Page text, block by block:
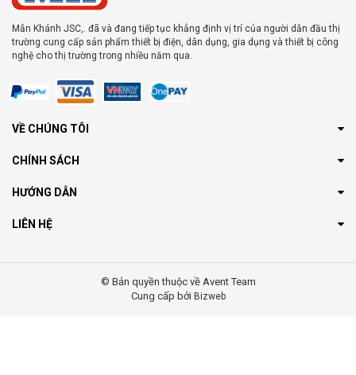
Mẫn Khánh JSC,. đã và đang tiếp tục khẳng định vị trí của người dẫn đầu thị
trường cung cấp sản phẩm thiết bị điện, dân dụng, gia dụng và thiết bị công
nghệ cho thị trường trong nhiều năm qua.
VỀ CHÚNG TÔI
CHÍNH SÁCH
HƯỚNG DẪN
LIÊN HỆ
© Bản quyền thuộc về Avent Team
Cung cấp bởi Bizweb